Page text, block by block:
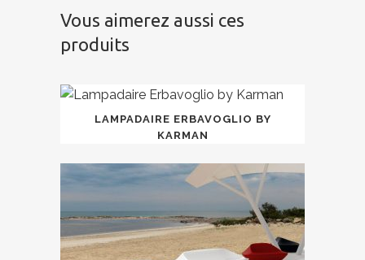
Vous aimerez aussi ces
produits
LAMPADAIRE ERBAVOGLIO BY
KARMAN